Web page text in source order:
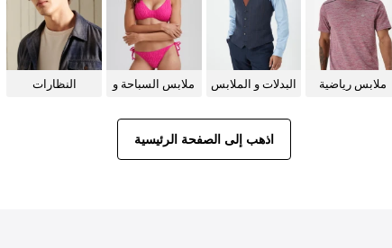
ملابس رياضية
البدلات و الملابس
ملابس السباحة و
النظارات
اذهب إلى الصفحة الرئيسية